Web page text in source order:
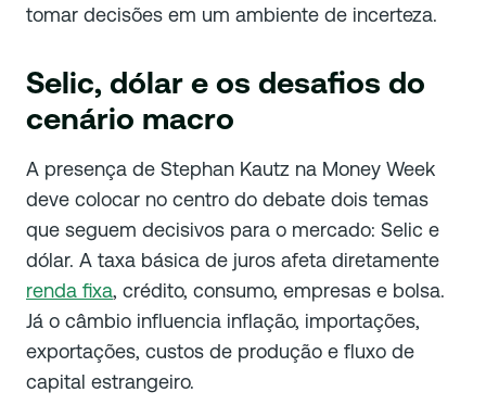
tomar decisões em um ambiente de incerteza.
Selic, dólar e os desafios do
cenário macro
A presença de Stephan Kautz na Money Week
deve colocar no centro do debate dois temas
que seguem decisivos para o mercado: Selic e
dólar. A taxa básica de juros afeta diretamente
renda fixa, crédito, consumo, empresas e bolsa.
Já o câmbio influencia inflação, importações,
exportações, custos de produção e fluxo de
capital estrangeiro.